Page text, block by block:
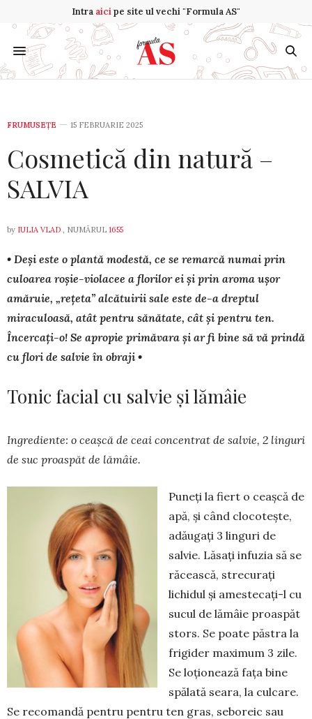
Intra aicipe site ul vechi "Formula AS"
FRUMUSEȚE 15 FEBRUARIE 2025
Cosmetică din natură –
SALVIA
by IULIA VLAD , NUMĂRUL 1655
• Deși este o plan­­tă modestă, ce se remarcă nu­mai prin
culoarea ro­șie-violacee a florilor ei și prin aroma ușor
amă­ruie, „rețeta” alcătuirii sale este de-a dreptul
miraculoasă, atât pentru sănătate, cât și pentru ten.
Încercați-o! Se apropie primăvara și ar fi bine să vă prindă
cu flori de sal­vie în obraji •
Tonic facial cu salvie şi lămâie
Ingrediente: o ceaşcă de ceai con­centrat de salvie, 2 linguri
de suc proaspăt de lămâie.
Puneţi la fiert o ceaşcă de
apă, și când cloco­teşte,
adăugaţi 3 linguri de
salvie. Lăsaţi infuzia să se
răcească, strecu­rați
lichidul şi ameste­caţi-l cu
sucul de lămâie proaspăt
stors. Se poa­te păstra la
frigider ma­ximum 3 zile.
Se lo­ţionează fața bine
spă­lată sea­ra, la culcare.
Se recomandă pen­tru pentru ten gras, seboreic sau